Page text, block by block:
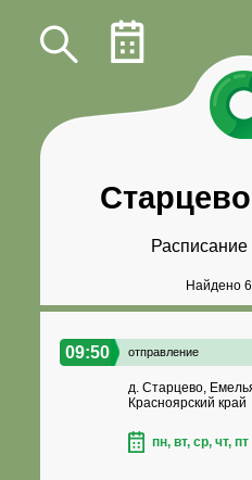
Старцево
Расписание
Найдено
09:50 отправление
д. Старцево,
Красноярский край
пн, вт, ср, чт, пт